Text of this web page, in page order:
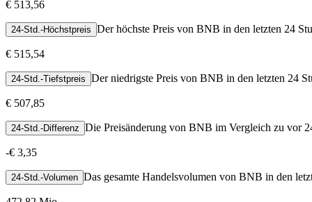
€ 513,56
24-Std.-Höchstpreis Der höchste Preis von BNB in den letzten 24
€ 515,54
24-Std.-Tiefstpreis Der niedrigste Preis von BNB in den letzten 24
€ 507,85
24-Std.-Differenz Die Preisänderung von BNB im Vergleich zu vor
-€ 3,35
24-Std.-Volumen Das gesamte Handelsvolumen von BNB in den